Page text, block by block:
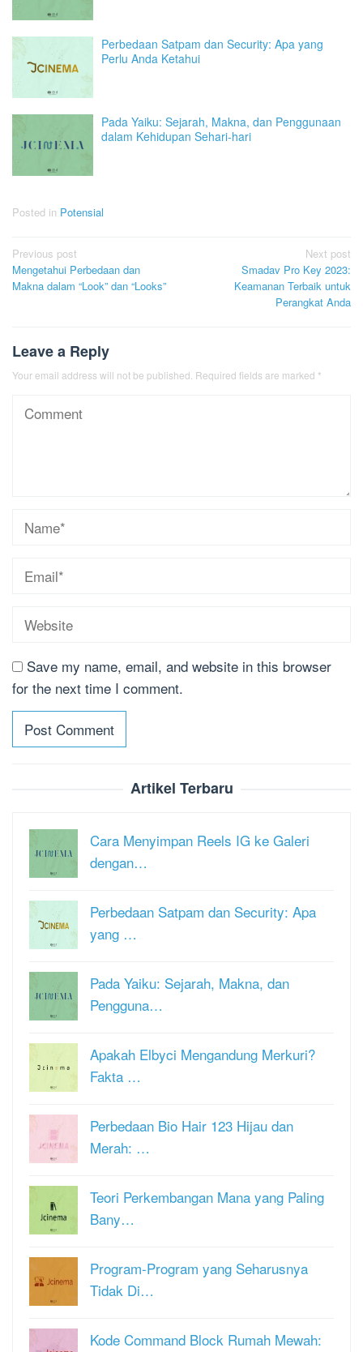
Perbedaan Satpam dan Security: Apa yang
Perlu Anda Ketahui
Pada Yaiku: Sejarah, Makna, dan Penggunaan
dalam Kehidupan Sehari-hari
Posted in Potensial
Post
navigation
Previous post
Mengetahui Perbedaan dan
Makna dalam “Look” dan “Looks”
Next post
Smadav Pro Key 2023:
Keamanan Terbaik untuk
Perangkat Anda
Leave a Reply
Your email address will not be published. Required fields are marked *
Save my name, email, and website in this browser
for the next time I comment.
Artikel Terbaru
Cara Menyimpan Reels IG ke Galeri
dengan…
Perbedaan Satpam dan Security: Apa
yang …
Pada Yaiku: Sejarah, Makna, dan
Pengguna…
Apakah Elbyci Mengandung Merkuri?
Fakta …
Perbedaan Bio Hair 123 Hijau dan
Merah: …
Teori Perkembangan Mana yang Paling
Bany…
Program-Program yang Seharusnya
Tidak Di…
Kode Command Block Rumah Mewah: